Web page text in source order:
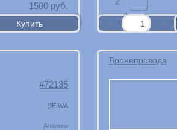
1500 руб.
72135
SEIWA
Аналоги
Бронепровода